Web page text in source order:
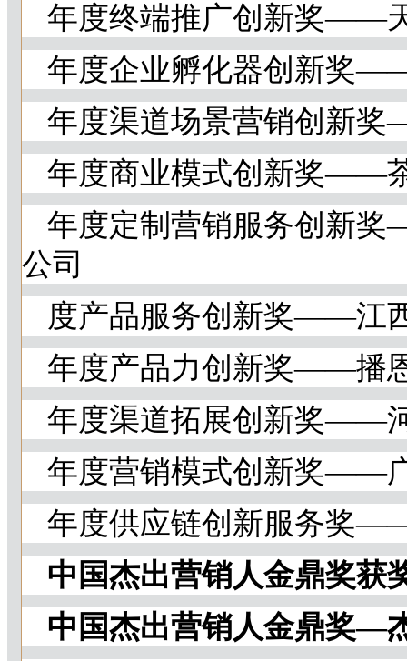
年度终端推广创新奖——
年度企业孵化器创新奖
年度渠道场景营销创新
年度商业模式创新奖——
年度定制营销服务创新
公司
度产品服务创新奖——江
年度产品力创新奖——播
年度渠道拓展创新奖——
年度营销模式创新奖——
年度供应链创新服务奖
中国杰出营销人金鼎奖获
中国杰出营销人金鼎奖—